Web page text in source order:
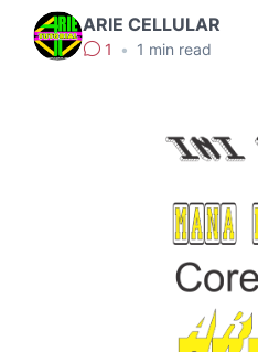
ARIE CELLULAR
1 • 1 min read